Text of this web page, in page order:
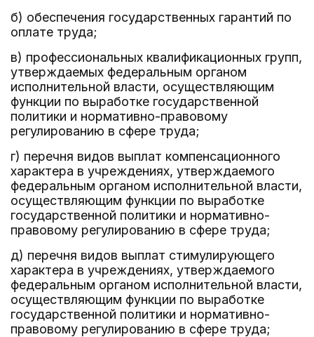
б) обеспечения государственных гарантий по
оплате труда;
в) профессиональных квалификационных групп,
утверждаемых федеральным органом
исполнительной власти, осуществляющим
функции по выработке государственной
политики и нормативно-правовому
регулированию в сфере труда;
г) перечня видов выплат компенсационного
характера в учреждениях, утверждаемого
федеральным органом исполнительной власти,
осуществляющим функции по выработке
государственной политики и нормативно-
правовому регулированию в сфере труда;
д) перечня видов выплат стимулирующего
характера в учреждениях, утверждаемого
федеральным органом исполнительной власти,
осуществляющим функции по выработке
государственной политики и нормативно-
правовому регулированию в сфере труда;